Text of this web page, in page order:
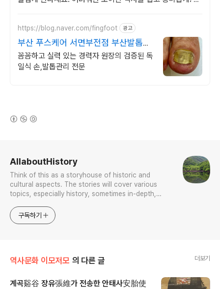
https://blog.naver.com/fingfoot 광고
부산 푸스케어 서면부전점 부산발톱무
좀 서면발톱무좀
꼼꼼하고 실력 있는 경력자 원장의 검증된 독
일식 손,발톱관리 전문
AllaboutHistory
Think of this as a storyhouse of historic and
cultural aspects. The stories will cover various
topics, especially history, sometimes in-depth,
approach will be to resist any common sense or
generalized viewpoint
구독하기
역사문화 이모저모 의 다른 글 더보기
계곡谿谷 장유張維가 전송한 안태사安胎使